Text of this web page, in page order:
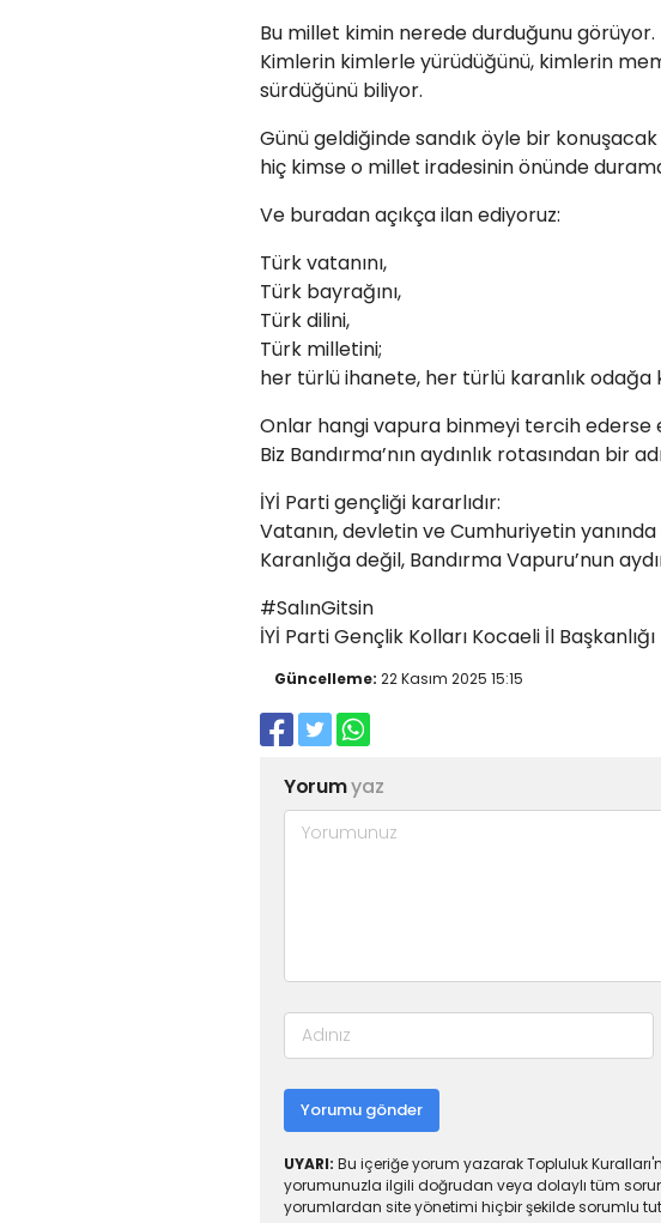
Bu millet kimin nerede durduğunu görüyor.
Kimlerin kimlerle yürüdüğünü, kimlerin
sürdüğünü biliyor.
Günü geldiğinde sandık öyle bir konuşacak
hiç kimse o millet iradesinin önünde
Ve buradan açıkça ilan ediyoruz:
Türk vatanını,
Türk bayrağını,
Türk dilini,
Türk milletini;
her türlü ihanete, her türlü karanlık odağa
Onlar hangi vapura binmeyi tercih ederse
Biz Bandırma’nın aydınlık rotasından bir
İYİ Parti gençliği kararlıdır:
Vatanın, devletin ve Cumhuriyetin
Karanlığa değil, Bandırma Vapuru’nun
#SalınGitsin
İYİ Parti Gençlik Kolları Kocaeli İl Başkanlığı
Güncelleme: 22 Kasım 2025 15:15
Yorumyaz
Yorumu gönder
UYARI: Bu içeriğe yorum yazarak Topluluk
yorumunuzla ilgili doğrudan veya dolaylı tüm
yorumlardan site yönetimi hiçbir şekilde sorumlu